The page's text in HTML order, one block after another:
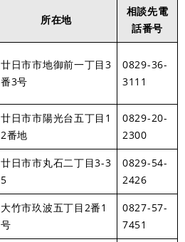
所在地
相談先電
話番号
廿日市市地御前一丁目3
番3号
0829-36-
3111
廿日市市陽光台五丁目1
2番地
0829-20-
2300
廿日市市丸石二丁目3-3
5
0829-54-
2426
大竹市玖波五丁目2番1
号
0827-57-
7451